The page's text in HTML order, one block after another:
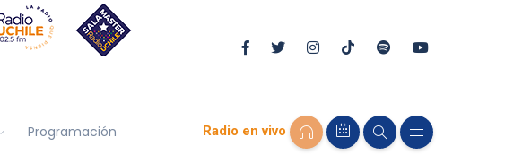
Programación Radio en vivo